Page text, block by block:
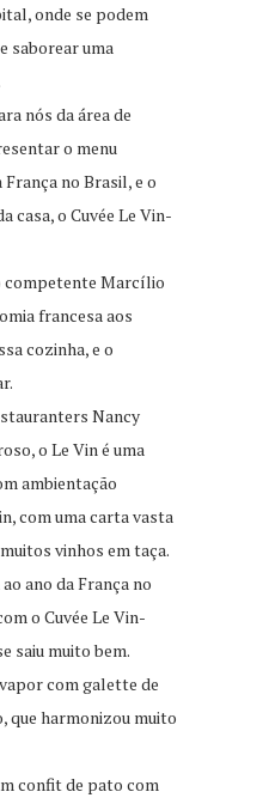
onde se podem
saborear uma
nós da área de
o menu
no Brasil, e o
casa, o Cuvée Le Vin-
competente Marcílio
francesa aos
cozinha, e o
Nancy
o Le Vin é uma
ambientação
com uma carta vasta
vinhos em taça.
ano da França no
o Cuvée Le Vin-
saiu muito bem.
com galette de
que harmonizou muito
confit de pato com